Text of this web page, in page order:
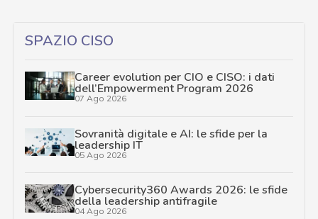
SPAZIO CISO
Career evolution per CIO e CISO: i dati
dell’Empowerment Program 2026
07 Ago 2026
Sovranità digitale e AI: le sfide per la
leadership IT
05 Ago 2026
Cybersecurity360 Awards 2026: le sfide
della leadership antifragile
04 Ago 2026